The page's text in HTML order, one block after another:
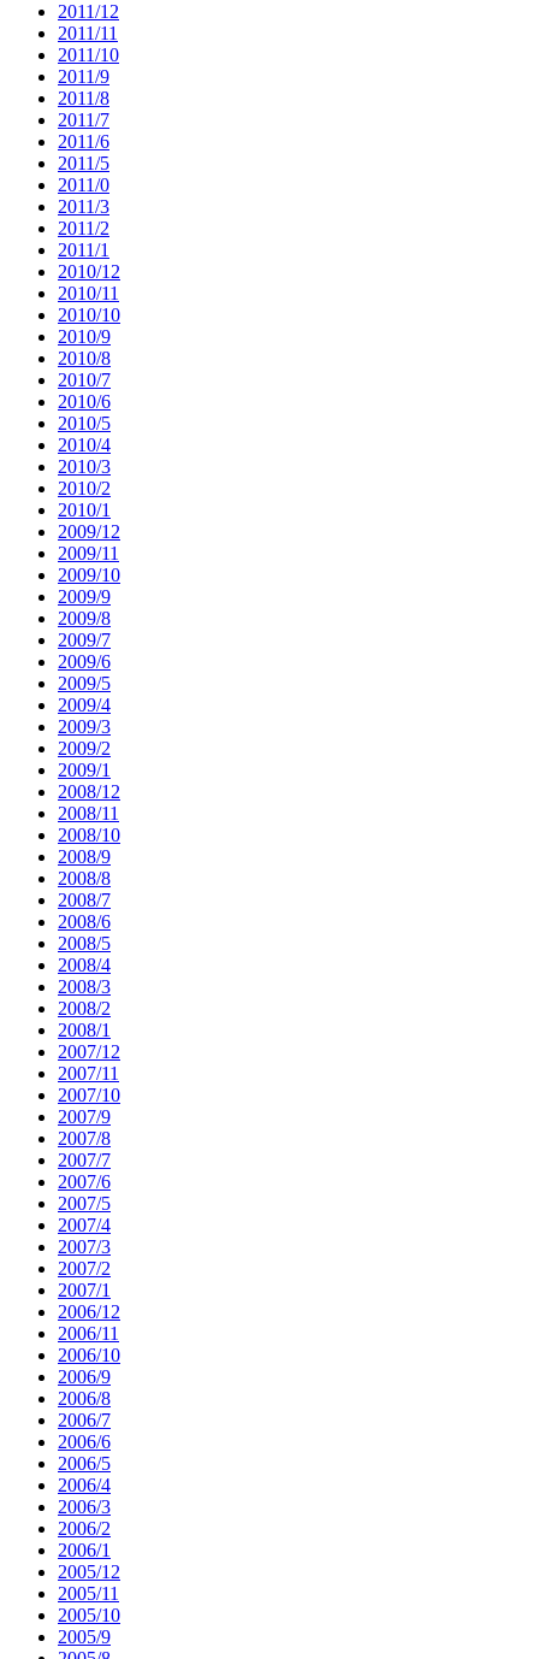
2011/12
2011/11
2011/10
2011/9
2011/8
2011/7
2011/6
2011/5
2011/0
2011/3
2011/2
2011/1
2010/12
2010/11
2010/10
2010/9
2010/8
2010/7
2010/6
2010/5
2010/4
2010/3
2010/2
2010/1
2009/12
2009/11
2009/10
2009/9
2009/8
2009/7
2009/6
2009/5
2009/4
2009/3
2009/2
2009/1
2008/12
2008/11
2008/10
2008/9
2008/8
2008/7
2008/6
2008/5
2008/4
2008/3
2008/2
2008/1
2007/12
2007/11
2007/10
2007/9
2007/8
2007/7
2007/6
2007/5
2007/4
2007/3
2007/2
2007/1
2006/12
2006/11
2006/10
2006/9
2006/8
2006/7
2006/6
2006/5
2006/4
2006/3
2006/2
2006/1
2005/12
2005/11
2005/10
2005/9